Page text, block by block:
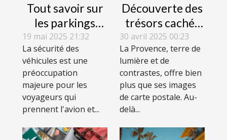
Tout savoir sur
les parkings
sécurisés près
des aéroports
19 mai 2025 21:32
La sécurité des
véhicules est une
préoccupation
majeure pour les
voyageurs qui
prennent l'avion et...
Découverte des
trésors cachés
de la Provence
itinéraires hors
des sentiers
battus
30 avril 2025 00:23
La Provence, terre de
lumière et de
contrastes, offre bien
plus que ses images
de carte postale. Au-
delà...